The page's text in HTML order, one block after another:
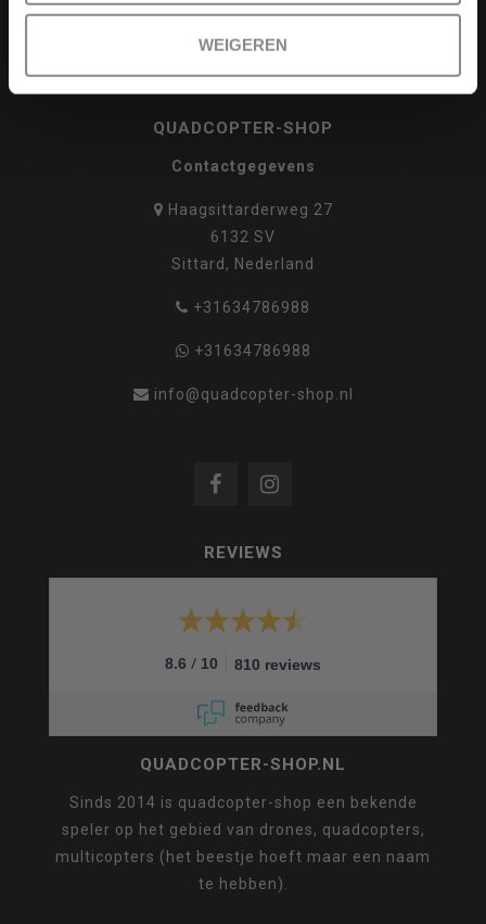
WEIGEREN
QUADCOPTER-SHOP
Contactgegevens
Haagsittarderweg 27
6132 SV
Sittard, Nederland
+31634786988
+31634786988
info@quadcopter-shop.nl
REVIEWS
8.6 / 10 810 reviews
QUADCOPTER-SHOP.NL
Sinds 2014 is quadcopter-shop een bekende
speler op het gebied van drones, quadcopters,
multicopters (het beestje hoeft maar een naam
te hebben).